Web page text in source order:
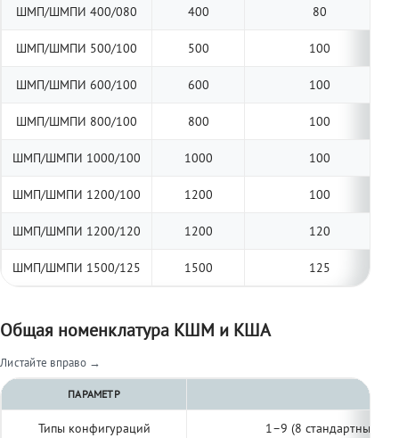
ШМП/ШМПИ 400/080 400 80
ШМП/ШМПИ 500/100 500 100
ШМП/ШМПИ 600/100 600 100
ШМП/ШМПИ 800/100 800 100
ШМП/ШМПИ 1000/100 1000 100
ШМП/ШМПИ 1200/100 1200 100
ШМП/ШМПИ 1200/120 1200 120
ШМП/ШМПИ 1500/125 1500 125
Общая номенклатура КШМ и КША
Листайте вправо →
ПАРАМЕТР
Типы конфигураций 1–9 (8 стандартных,